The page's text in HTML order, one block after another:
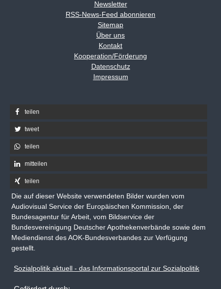
Newsletter
RSS-News-Feed abonnieren
Sitemap
Über uns
Kontakt
Kooperation/Förderung
Datenschutz
Impressum
teilen
tweet
teilen
mitteilen
teilen
Die auf dieser Website verwendeten Bilder wurden vom
Audiovisual Service der Europäischen Kommission, der
Bundesagentur für Arbeit, vom Bildservice der
Bundesvereinigung Deutscher Apothekenverbände sowie dem
Mediendienst des AOK-Bundesverbandes zur Verfügung
gestellt.
Sozialpolitik aktuell - das Informationsportal zur Sozialpolitik